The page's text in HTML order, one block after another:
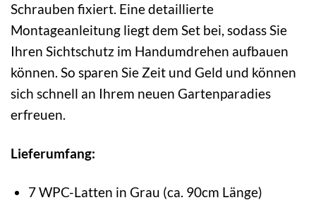
Schrauben fixiert. Eine detaillierte
Montageanleitung liegt dem Set bei, sodass Sie
Ihren Sichtschutz im Handumdrehen aufbauen
können. So sparen Sie Zeit und Geld und können
sich schnell an Ihrem neuen Gartenparadies
erfreuen.
Lieferumfang:
7 WPC-Latten in Grau (ca. 90cm Länge)